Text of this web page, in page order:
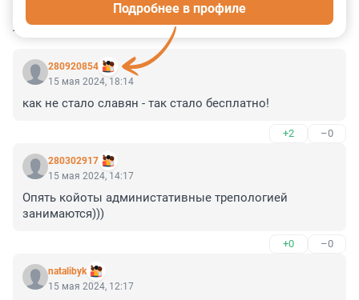
КОММЕНТАРИИ 33
280920854
Подробнее в профиле
15 мая 2024, 18:14
как не стало славян - так стало бесплатно!
+2 –0
280302917
15 мая 2024, 14:17
Опять койоты администативные трепологией
занимаются)))
+0 –0
natalibyk
15 мая 2024, 12:17